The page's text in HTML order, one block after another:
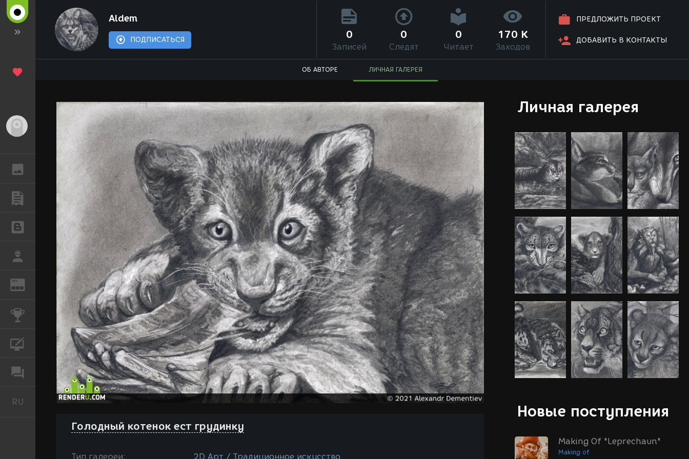
ГАЛЕРЕЯ
ПУБЛИКАЦИИ
БЛОГИ
REN ЖУРНАЛ
КОНКУРСЫ
КУРСЫ
ФОРУМ
RU Русский
Aldem
ПОДПИСАТЬСЯ
ПРЕДЛОЖИТЬ ПРОЕКТ
ДОБАВИТЬ В КОНТАКТЫ
0
Записей
0
Следят
0
Читает
170 K
Заходов
ОБ АВТОРЕ ЛИЧНАЯ ГАЛЕРЕЯ
Личная галерея
Новые поступления
Making Of "Leprechaun"
Making of
Голодный котенок ест грудинку
Тип галереи: 2D Арт / Традиционное искусство